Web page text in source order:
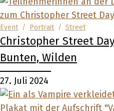
Event/ Portrait/ Street
Christopher Street
Bunten, Wilden
27. Juli 2024